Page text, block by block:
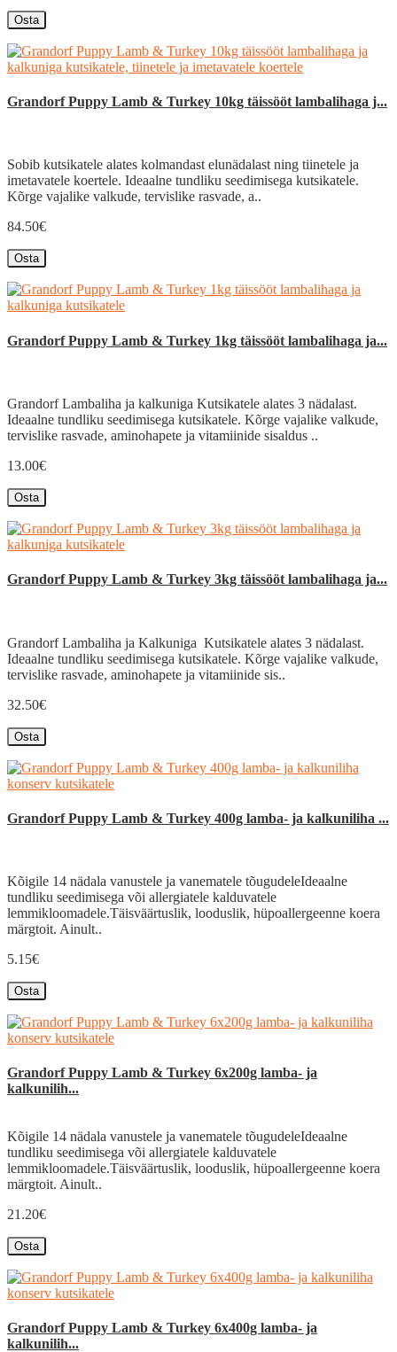
Osta
Grandorf Puppy Lamb & Turkey 10kg täissööt lambalihaga j...
Sobib kutsikatele alates kolmandast elunädalast ning tiinetele ja
imetavatele koertele. Ideaalne tundliku seedimisega kutsikatele.
Kõrge vajalike valkude, tervislike rasvade, a..
84.50€
Osta
Grandorf Puppy Lamb & Turkey 1kg täissööt lambalihaga ja...
Grandorf Lambaliha ja kalkuniga Kutsikatele alates 3 nädalast.
Ideaalne tundliku seedimisega kutsikatele. Kõrge vajalike valkude,
tervislike rasvade, aminohapete ja vitamiinide sisaldus ..
13.00€
Osta
Grandorf Puppy Lamb & Turkey 3kg täissööt lambalihaga ja...
Grandorf Lambaliha ja Kalkuniga Kutsikatele alates 3 nädalast.
Ideaalne tundliku seedimisega kutsikatele. Kõrge vajalike valkude,
tervislike rasvade, aminohapete ja vitamiinide sis..
32.50€
Osta
Grandorf Puppy Lamb & Turkey 400g lamba- ja kalkuniliha ...
Kõigile 14 nädala vanustele ja vanematele tõugudeleIdeaalne
tundliku seedimisega või allergiatele kalduvatele
lemmikloomadele.Täisväärtuslik, looduslik, hüpoallergeenne koera
märgtoit. Ainult..
5.15€
Osta
Grandorf Puppy Lamb & Turkey 6x200g lamba- ja
kalkunilih...
Kõigile 14 nädala vanustele ja vanematele tõugudeleIdeaalne
tundliku seedimisega või allergiatele kalduvatele
lemmikloomadele.Täisväärtuslik, looduslik, hüpoallergeenne koera
märgtoit. Ainult..
21.20€
Osta
Grandorf Puppy Lamb & Turkey 6x400g lamba- ja
kalkunilih...